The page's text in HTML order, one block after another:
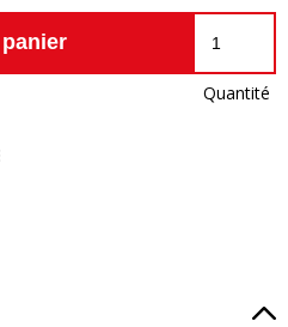
Quantité